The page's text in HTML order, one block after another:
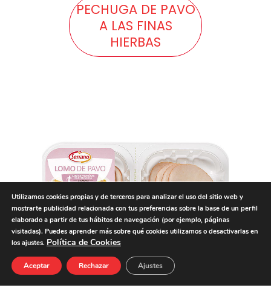
PECHUGA DE PAVO
A LAS FINAS
HIERBAS
Utilizamos cookies propias y de terceros para analizar el uso del sitio web y
mostrarte publicidad relacionada con tus preferencias sobre la base de un perfil
elaborado a partir de tus hábitos de navegación (por ejemplo, páginas
visitadas). Puedes aprender más sobre qué cookies utilizamos o desactivarlas en
los ajustes. Política de Cookies
Aceptar Rechazar Ajustes